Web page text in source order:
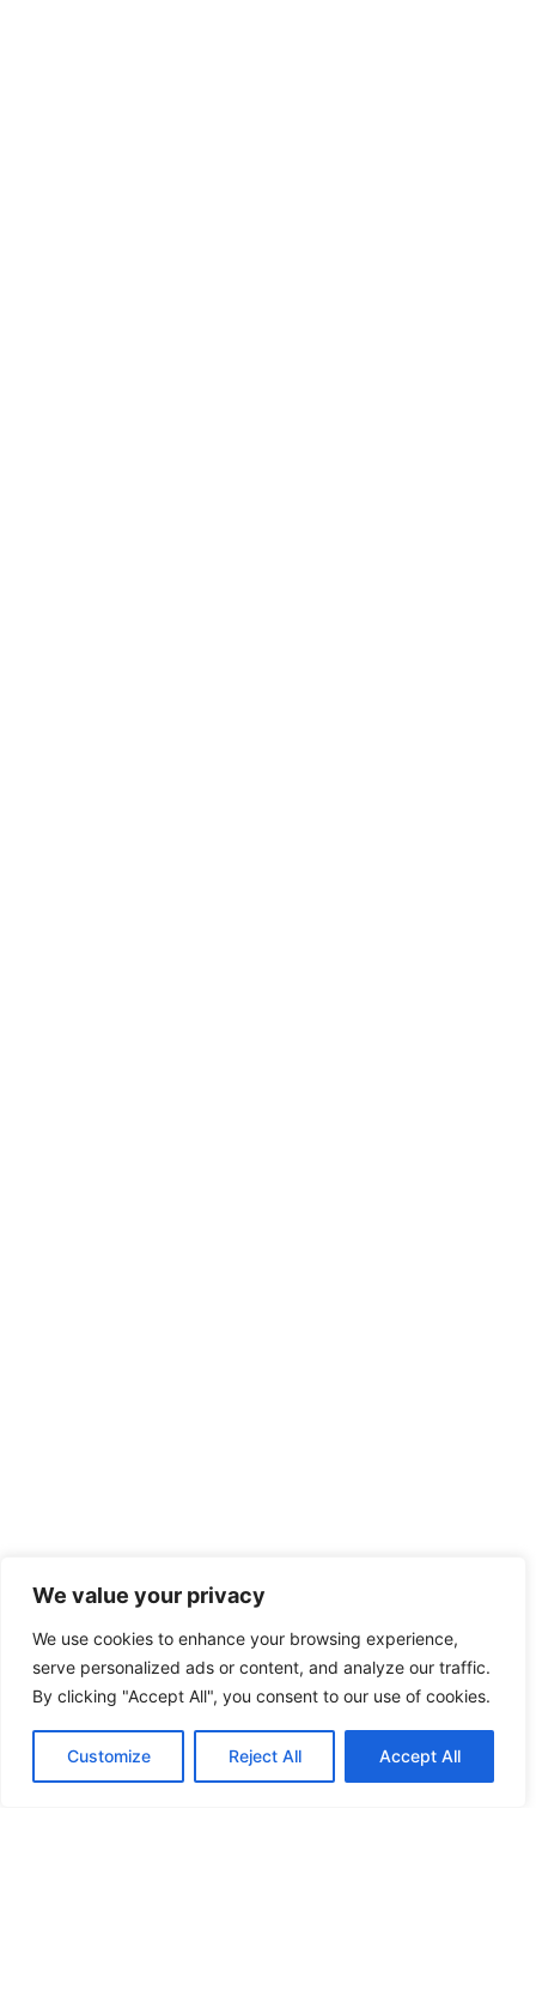
We value your privacy
We use cookies to enhance your browsing experience,
serve personalized ads or content, and analyze our traffic.
By clicking "Accept All", you consent to our use of cookies.
Customize Reject All Accept All